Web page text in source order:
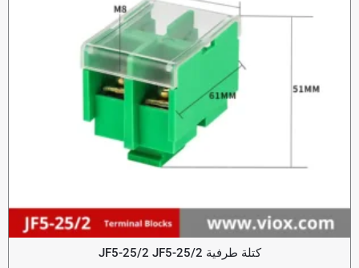
كتلة طرفية JF5-25/2 JF5-25/2